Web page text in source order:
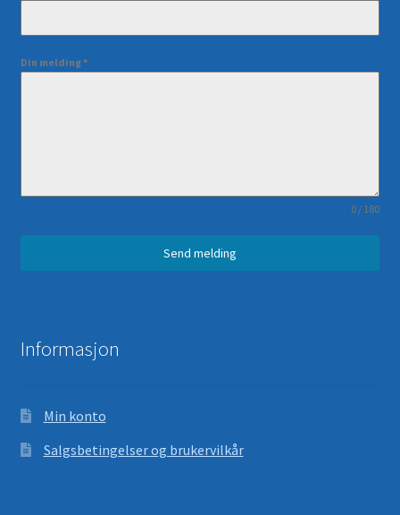
Din melding*
0 / 180
Send melding
Informasjon
Min konto
Salgsbetingelser og brukervilkår